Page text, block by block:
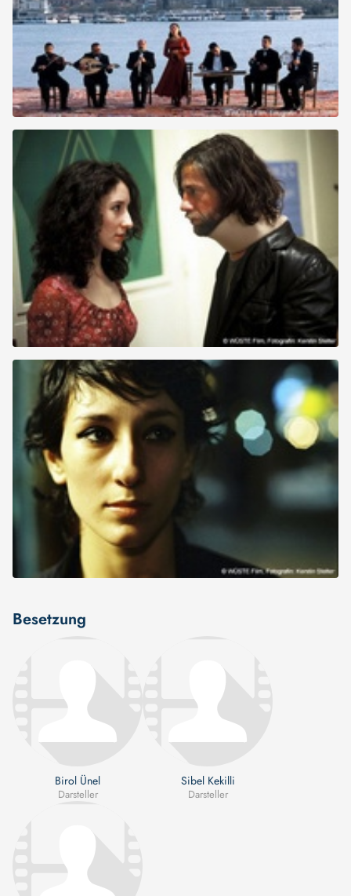
Besetzung
Birol Ünel
Darsteller
Sibel Kekilli
Darsteller